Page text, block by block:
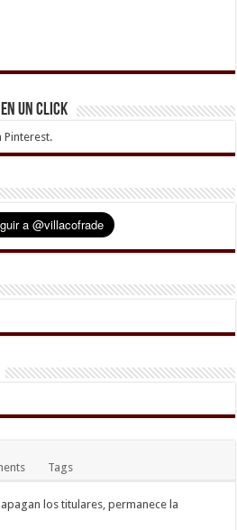
un click
Pinterest.
Tags
los titulares, permanece la